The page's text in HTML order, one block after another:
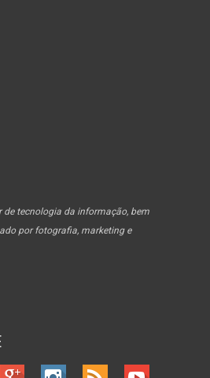
de tecnologia da informação, bem
por fotografia, marketing e